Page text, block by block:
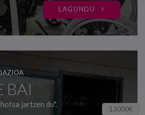
LAGUNDU
BAI
jartzen du".
13000€